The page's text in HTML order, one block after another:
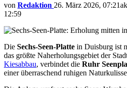
von Redaktion 26. März 2026, 07:21
12:59
Die Sechs-Seen-Platte in Duisburg ist
das größte Naherholungsgebiet der
Kiesabbau, verbindet die Ruhr
einer überraschend ruhigen